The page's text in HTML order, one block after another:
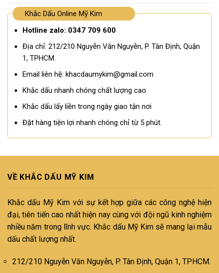
Khắc Dấu Online Mỹ Kim
Hotline zalo: 0347 709 600
Địa chỉ: 212/210 Nguyễn Văn Nguyễn, P. Tân Định, Quận
1, TPHCM.
Email liên hệ: khacdaumykim@gmail.com
Khắc dấu nhanh chóng chất lượng cao
Khắc dấu lấy liền trong ngày giao tận nơi
Đặt hàng tiện lợi nhanh chóng chỉ từ 5 phút.
VỀ KHẮC DẤU MỸ KIM
Khắc dấu Mỹ Kim với sự kết hợp giữa các công nghệ hiện
đại, tiên tiến cao nhất hiện nay cùng với đội ngũ kinh nghiệm
nhiều năm trong lĩnh vực. Khắc dấu Mỹ Kim sẽ mang lại mẫu
dấu chất lượng nhất.
212/210 Nguyễn Văn Nguyễn, P. Tân Định, Quận 1, TPHCM.